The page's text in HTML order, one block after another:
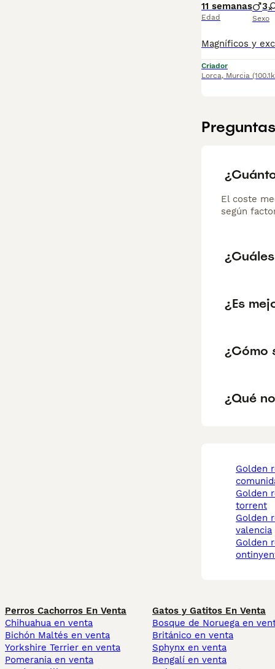
11 semanas
Edad
3
Sexo
Criador
Lorca, Murcia
El coste
según
¿Es
¿Cómo
¿Qué
golden retriever
golden retriever
torrent
golden retriever
valencia
golden retriever
Perros Cachorros En Venta
Chihuahua en venta
Bichón Maltés en venta
Yorkshire Terrier en venta
Pomerania en venta
Gatos y Gatitos En Venta
Bosque de Noruega en
Británico en venta
Sphynx en venta
Bengalí en venta